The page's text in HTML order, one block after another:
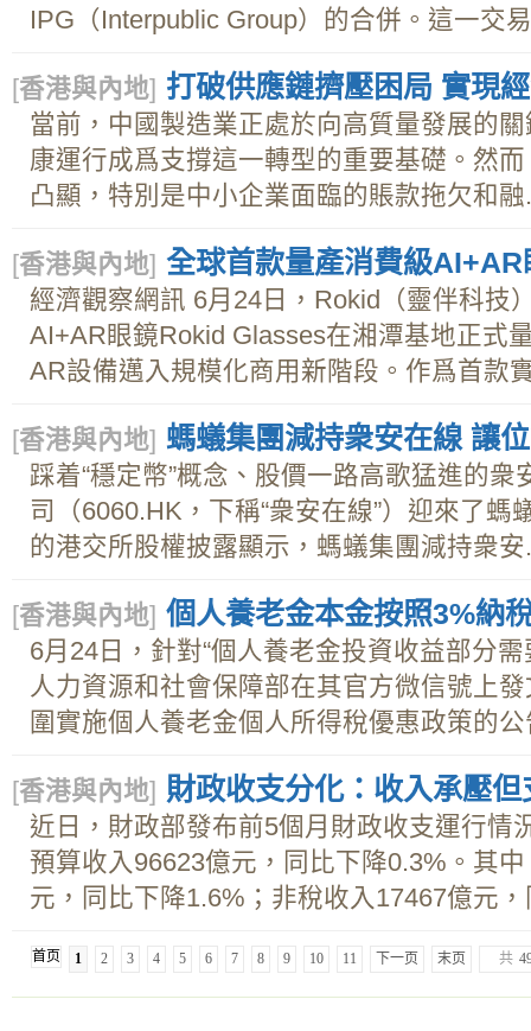
IPG（Interpublic Group）的合併。這一交
[香港與內地] 打破供應鏈擠壓困局 實現
當前，中國製造業正處於向高質量發展的
康運行成爲支撐這一轉型的重要基礎。然
凸顯，特別是中小企業面臨的賬款拖欠和融
[香港與內地] 全球首款量產消費級
經濟觀察網訊 6月24日，Rokid（靈伴科技
AI+AR眼鏡Rokid Glasses在湘潭基地正式
AR設備邁入規模化商用新階段。作爲首款
[香港與內地] 螞蟻集團減持衆安在線 讓
踩着“穩定幣”概念、股價一路高歌猛進的
司（6060.HK，下稱“衆安在線”）迎來了螞
的港交所股權披露顯示，螞蟻集團減持衆安
[香港與內地] 個人養老金本金按照3%納
6月24日，針對“個人養老金投資收益部分
人力資源和社會保障部在其官方微信號上
圍實施個人養老金個人所得稅優惠政策的公
[香港與內地] 財政收支分化：收入承壓
近日，財政部發布前5個月財政收支運行
預算收入96623億元，同比下降0.3%。其
元，同比下降1.6%；非稅收入17467億元
首页 1 2 3 4 5 6 7 8 9 10 11 下一页 末页 共